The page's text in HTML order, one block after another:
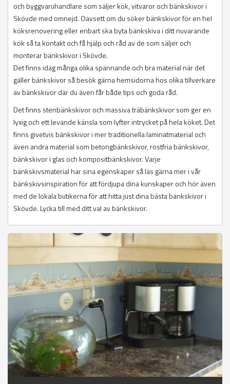
och byggvaruhandlare som säljer kök, vitvaror och bänkskivor i
Skövde med omnejd. Oavsett om du söker bänkskivor för en hel
köksrenovering eller enbart ska byta bänkskiva i ditt nuvarande
kök så ta kontakt och få hjälp och råd av de som säljer och
monterar bänkskivor i Skövde.
Det finns idag många olika spännande och bra material när det
gäller bänkskivor så besök gärna hemsidorna hos olika tillverkare
av bänkskivor där du även får både tips och goda råd.
Det finns stenbänkskivor och massiva träbänkskivor som ger en
lyxig och ett levande känsla som lyfter intrycket på hela köket. Det
finns givetvis bänkskivor i mer traditionella laminatmaterial och
även andra material som betongbänkskivor, rostfria bänkskivor,
bänkskivor i glas och kompositbänkskivor. Varje
bänkskivsmaterial har sina egenskaper så läs gärna mer i vår
bänkskivsinspiration för att fördjupa dina kunskaper och hör även
med de lokala butikerna för att hitta just dina bästa bänkskivor i
Skövde. Lycka till med ditt val av bänkskivor.